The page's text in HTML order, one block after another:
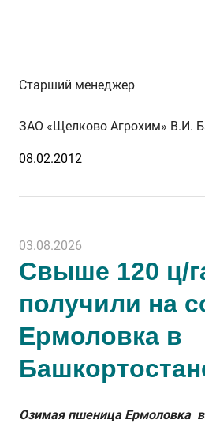
Старший менеджер
ЗАО «Щелково Агрохим» В.И.
08.02.2012
03.08.2026
Свыше 120 ц/
получили на
Ермоловка в
Озимая пшеница Ермоловка